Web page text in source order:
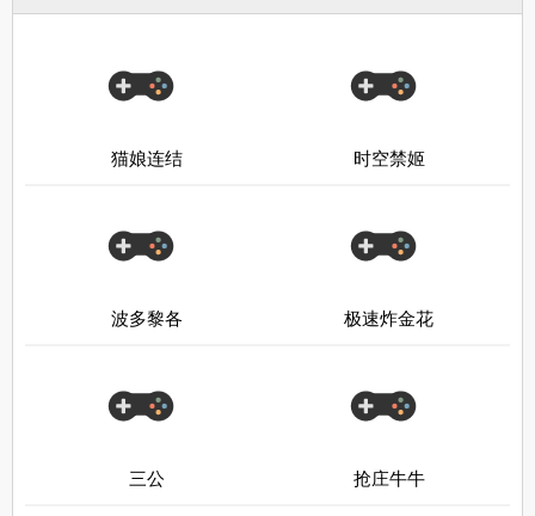
猫娘连结 时空禁姬
波多黎各 极速炸金花
三公 抢庄牛牛